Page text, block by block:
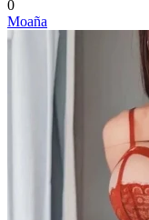
0
Moaña